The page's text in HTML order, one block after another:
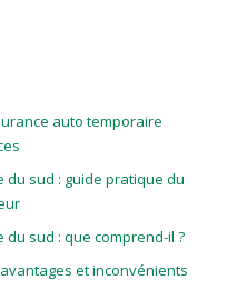
auto temporaire
du sud : guide pratique du
sud : que comprend-il ?
et inconvénients